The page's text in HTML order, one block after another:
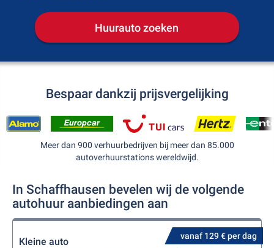
Huurauto zoeken
Bespaar dankzij prijsvergelijking
Meer dan 900 verhuurbedrijven bij meer dan 85.000
autoverhuurstations wereldwijd.
In Schaffhausen bevelen wij de volgende
autohuur aanbiedingen aan
vanaf 129 € per dag
Kleine auto